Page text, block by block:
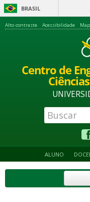
BRASIL
Alto contraste Acessibilidade
Centro de
ALUNO